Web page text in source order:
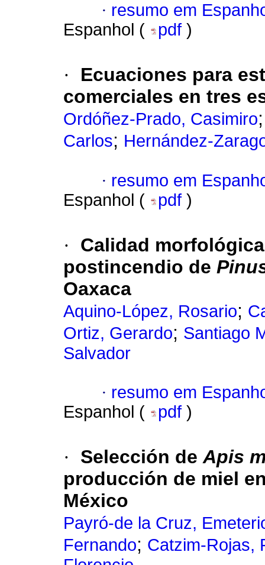
· resumo em
Espanhol (
pdf )
·
Ecuaciones para
comerciales en tres
Ordóñez-Prado, Casimiro
Carlos; Hernández-
· resumo em
Espanhol (
pdf )
·
Calidad
postincendio de
Oaxaca
Aquino-López, Rosario;
Ortiz, Gerardo; Santiago
Salvador
· resumo em
Espanhol (
pdf )
· Selección deApis
producción de miel
México
Payró-de la Cruz,
Fernando; Catzim-Rojas,